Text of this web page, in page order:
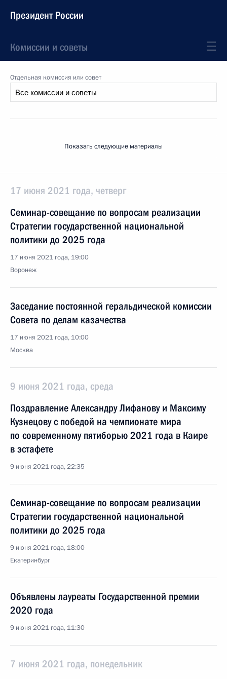
Президент России
Комиссии и советы
Отдельная комиссия или совет
Показать следующие материалы
17 июня 2021 года, четверг
Семинар-совещание по вопросам реализации
Стратегии государственной национальной
политики до 2025 года
17 июня 2021 года, 19:00
Воронеж
Заседание постоянной геральдической комиссии
Совета по делам казачества
17 июня 2021 года, 10:00
Москва
9 июня 2021 года, среда
Поздравление Александру Лифанову и Максиму
Кузнецову с победой на чемпионате мира
по современному пятиборью 2021 года в Каире
в эстафете
9 июня 2021 года, 22:35
Семинар-совещание по вопросам реализации
Стратегии государственной национальной
политики до 2025 года
9 июня 2021 года, 18:00
Екатеринбург
Объявлены лауреаты Государственной премии
2020 года
9 июня 2021 года, 11:30
7 июня 2021 года, понедельник